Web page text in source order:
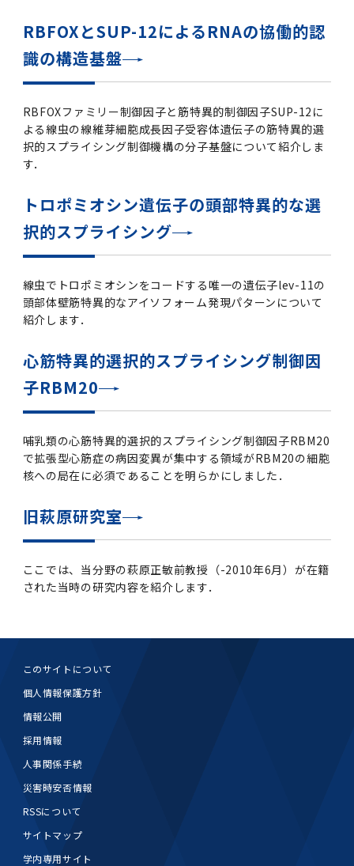
RBFOXとSUP-12によるRNAの協働的認
識の構造基盤
RBFOXファミリー制御因子と筋特異的制御因子SUP-12に
よる線虫の線維芽細胞成長因子受容体遺伝子の筋特異的選
択的スプライシング制御機構の分子基盤について紹介しま
す．
トロポミオシン遺伝子の頭部特異的な選
択的スプライシング
線虫でトロポミオシンをコードする唯一の遺伝子lev-11の
頭部体壁筋特異的なアイソフォーム発現パターンについて
紹介します．
心筋特異的選択的スプライシング制御因
子RBM20
哺乳類の心筋特異的選択的スプライシング制御因子RBM20
で拡張型心筋症の病因変異が集中する領域がRBM20の細胞
核への局在に必須であることを明らかにしました．
旧萩原研究室
ここでは、当分野の萩原正敏前教授（-2010年6月）が在籍
された当時の研究内容を紹介します．
このサイトについて
個人情報保護方針
情報公開
採用情報
人事関係手続
災害時安否情報
RSSについて
サイトマップ
学内専用サイト